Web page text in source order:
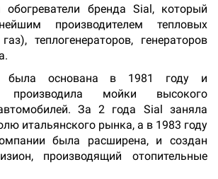
бренда Sial, который
производителем тепловых
теплогенераторов, генераторов
была основана в 1981 году и
производила мойки высокого
За 2 года Sial заняла
итальянского рынка, а в 1983 году
была расширена, и создан
производящий отопительные